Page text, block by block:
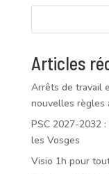
Articles
Arrêts de travail
nouvelles règles
PSC 2027-2032
les Vosges
Visio 1h pour